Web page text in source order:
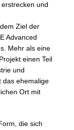
und
Ziel der
Advanced
Mehr als eine
einen Teil
und
das ehemalige
Ort mit
die sich